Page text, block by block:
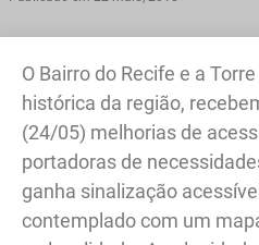
O Bairro do Recife e a
histórica da região,
(24/05) melhorias de
portadoras de
ganha sinalização
contemplado com um